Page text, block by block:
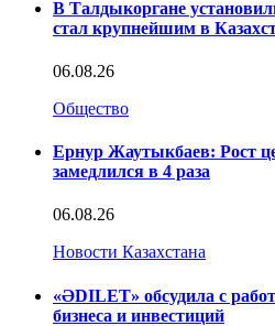
В Талдыкоргане
стал крупнейшим в
06.08.26
Общество
Ернур Жаутыкбаев: Рост
замедлился в 4 раза
06.08.26
Новости Казахстана
«ӘDILET» обсудила с
бизнеса и инвестиций